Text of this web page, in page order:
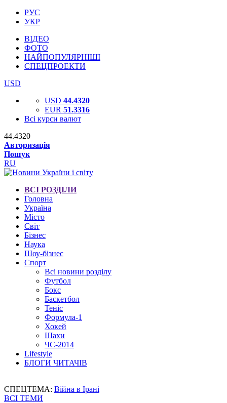
РУС
УКР
ВІДЕО
ФОТО
НАЙПОПУЛЯРНІШІ
СПЕЦПРОЕКТИ
USD
USD 44.4320
EUR 51.3316
Всі курси валют
44.4320
Авторизація
Пошук
RU
ВСІ РОЗДІЛИ
Головна
Україна
Місто
Світ
Бізнес
Наука
Шоу-бізнес
Спорт
Всі новини розділу
Футбол
Бокс
Баскетбол
Теніс
Формула-1
Хокей
Шахи
ЧС-2014
Lifestyle
БЛОГИ ЧИТАЧІВ
СПЕЦТЕМА: Війна в Ірані
ВСІ ТЕМИ